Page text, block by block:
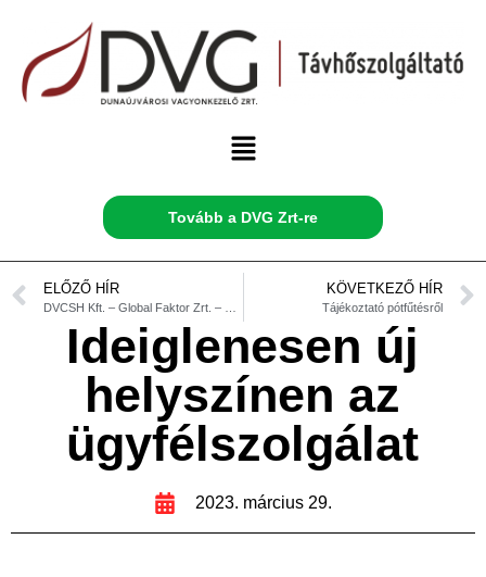
Tovább a DVG Zrt-re
ELŐZŐ HÍR KÖVETKEZŐ HÍR
Tájékoztató pótfűtésről
Ideiglenesen új
helyszínen az
ügyfélszolgálat
2023. március 29.